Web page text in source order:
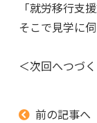
「就労移行支
そこで見学に
＜次回へつづ
前の記事へ